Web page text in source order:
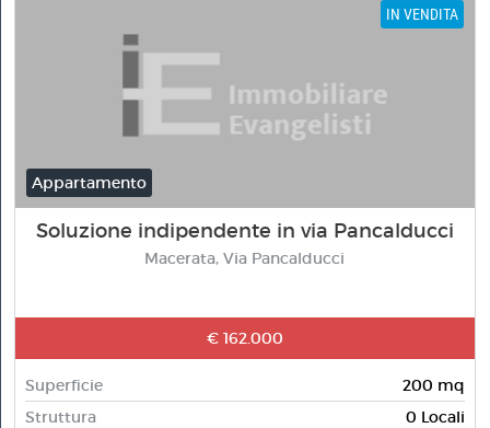
IN VENDITA
Appartamento
Soluzione indipendente in via Pancalducci
Macerata, Via Pancalducci
€ 162.000
Superficie
200 mq
Struttura
0 Locali